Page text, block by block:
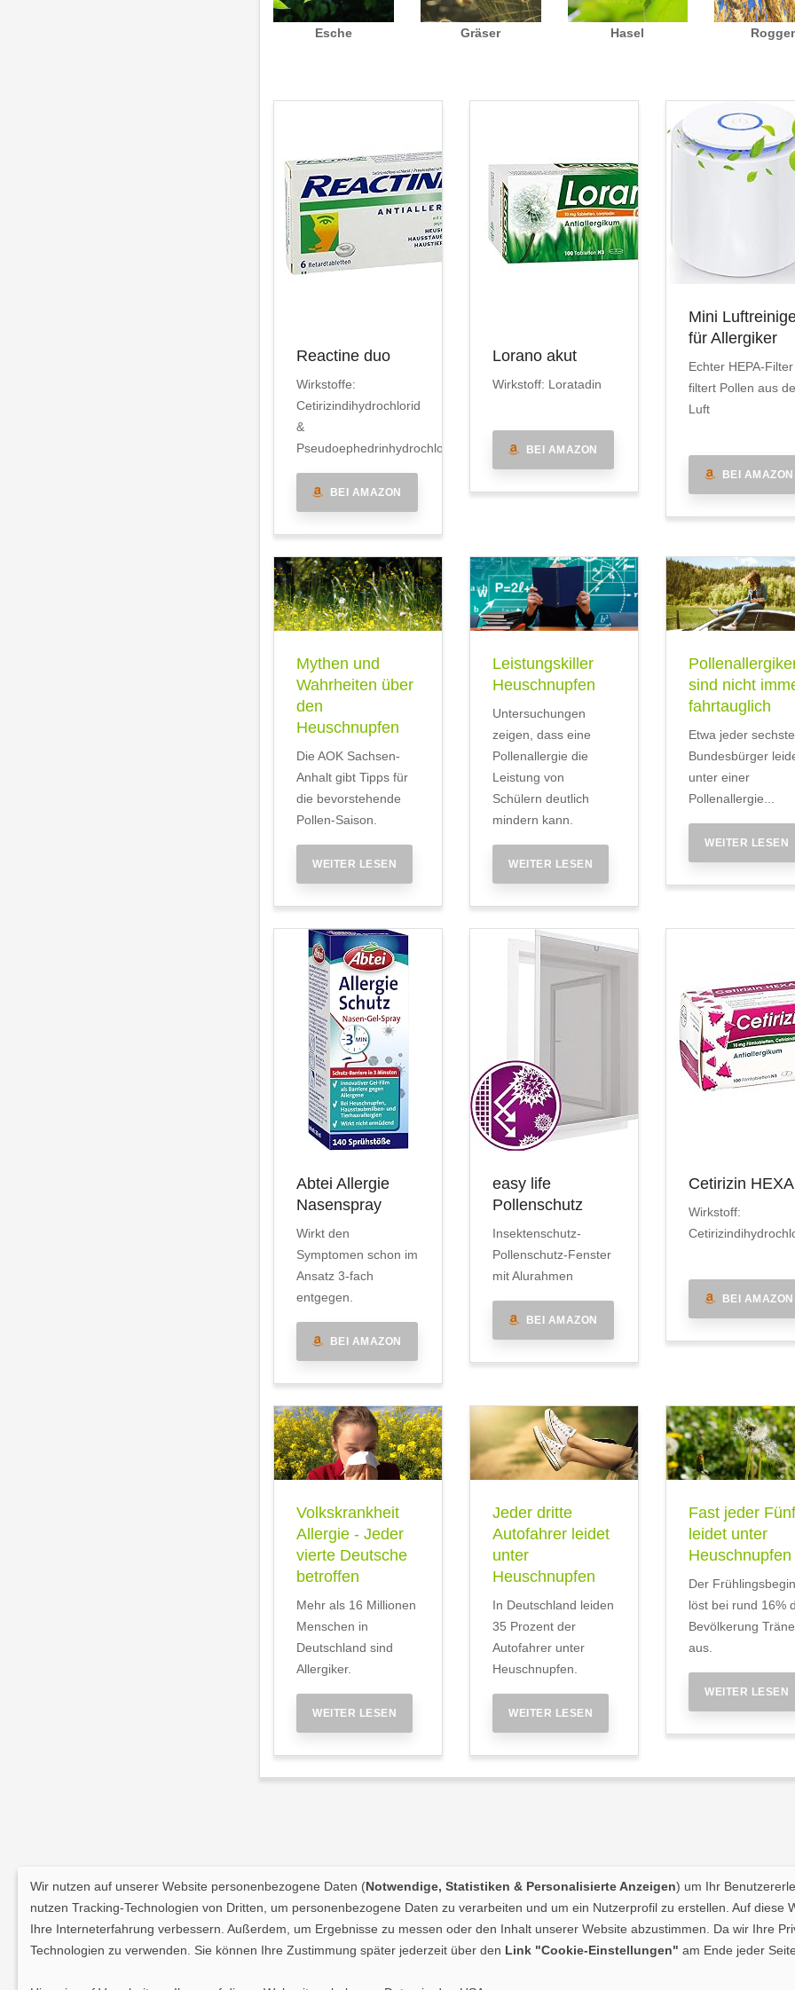
Esche Gräser Hasel
Reactine duo
Wirkstoffe:
Cetirizindihydrochlorid
&
Pseudoephedrinhydrochlorid
BEI AMAZON
Lorano akut
Wirkstoff: Loratadin
BEI AMAZON
Mini
für Allergiker
Echter HEPA-Filter
filtert Pollen aus
Luft
BEI AMAZON
Mythen und
Wahrheiten über
den
Heuschnupfen
Die AOK Sachsen-
Anhalt gibt Tipps für
die bevorstehende
Pollen-Saison.
WEITER LESEN
Leistungskiller
Heuschnupfen
Untersuchungen
zeigen, dass eine
Pollenallergie die
Leistung von
Schülern deutlich
mindern kann.
WEITER LESEN
sind nicht
fahrtauglich
Etwa jeder sechste
Bundesbürger
unter einer
Pollenallergie...
WEITER LESEN
Abtei Allergie
Nasenspray
Wirkt den
Symptomen schon im
Ansatz 3-fach
entgegen.
BEI AMAZON
easy life
Pollenschutz
Insektenschutz-
Pollenschutz-Fenster
mit Alurahmen
BEI AMAZON
Cetirizin
Wirkstoff:
BEI AMAZON
Volkskrankheit
Allergie - Jeder
vierte Deutsche
betroffen
Mehr als 16 Millionen
Menschen in
Deutschland sind
Allergiker.
WEITER LESEN
Jeder dritte
Autofahrer leidet
unter
Heuschnupfen
In Deutschland leiden
35 Prozent der
Autofahrer unter
Heuschnupfen.
WEITER LESEN
Fast jeder
leidet unter
Heuschnupfen
Der
löst bei rund 16%
Bevölkerung
aus.
WEITER LESEN
Wir nutzen auf unserer Website personenbezogene Daten (Notwendige, Statistiken & Personalisierte Anzeigen) um Ihr
nutzen Tracking-Technologien von Dritten, um personenbezogene Daten zu verarbeiten und um ein Nutzerprofil zu erstellen. Auf diese
Ihre Interneterfahrung verbessern. Außerdem, um Ergebnisse zu messen oder den Inhalt unserer Website abzustimmen. Da wir Ihre
Technologien zu verwenden. Sie können Ihre Zustimmung später jederzeit über den Link "Cookie-Einstellungen" am Ende jeder